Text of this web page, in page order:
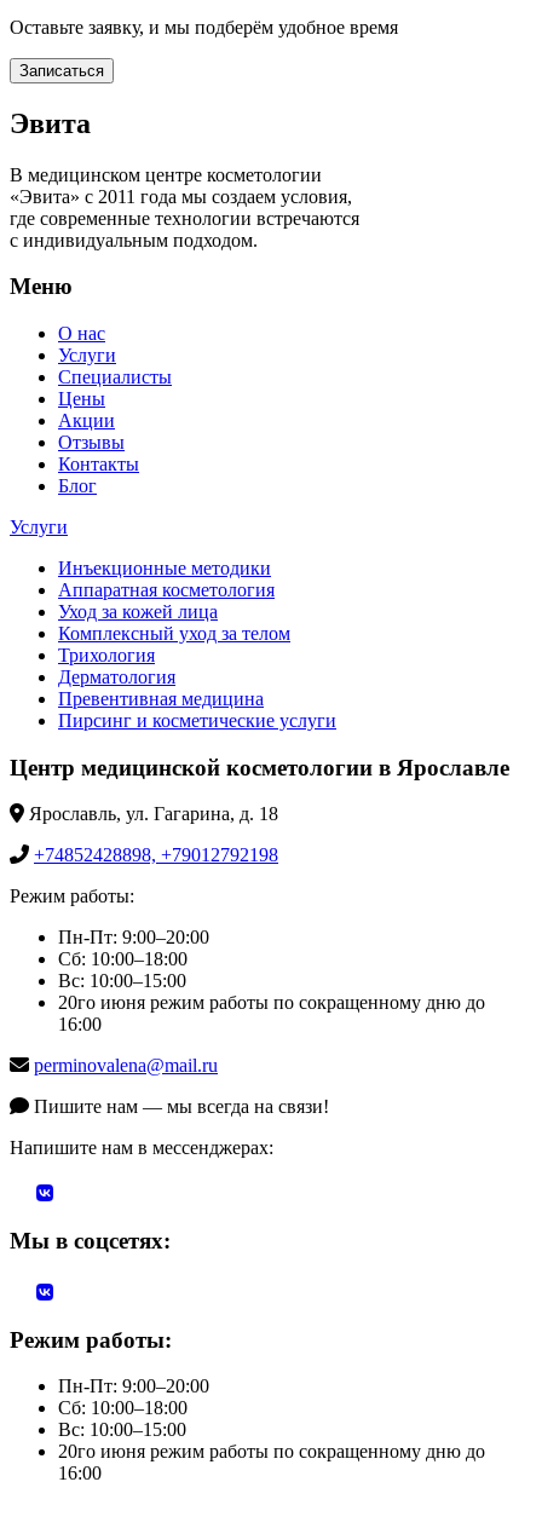
Оставьте заявку, и мы подберём удобное время
Записаться
Эвита
В медицинском центре косметологии
«Эвита» с 2011 года мы создаем условия,
где современные технологии встречаются
с индивидуальным подходом.
Меню
О нас
Услуги
Специалисты
Цены
Акции
Отзывы
Контакты
Блог
Услуги
Инъекционные методики
Аппаратная косметология
Уход за кожей лица
Комплексный уход за телом
Трихология
Дерматология
Превентивная медицина
Пирсинг и косметические услуги
Центр медицинской косметологии в Ярославле
Ярославль, ул. Гагарина, д. 18
+74852428898, +79012792198
Режим работы:
Пн-Пт: 9:00–20:00
Сб: 10:00–18:00
Вс: 10:00–15:00
20го июня режим работы по сокращенному дню до
16:00
perminovalena@mail.ru
Пишите нам — мы всегда на связи!
Напишите нам в мессенджерах:
Мы в соцсетях:
Режим работы:
Пн-Пт: 9:00–20:00
Сб: 10:00–18:00
Вс: 10:00–15:00
20го июня режим работы по сокращенному дню до
16:00